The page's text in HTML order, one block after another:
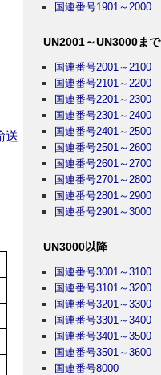
送
国連番号1901～2000
UN2001～UN3000まで
国連番号2001～2100
国連番号2101～2200
国連番号2201～2300
国連番号2301～2400
国連番号2401～2500
国連番号2501～2600
国連番号2601～2700
国連番号2701～2800
国連番号2801～2900
国連番号2901～3000
UN3000以降
国連番号3001～3100
国連番号3101～3200
国連番号3201～3300
国連番号3301～3400
国連番号3401～3500
国連番号3501～3600
国連番号8000